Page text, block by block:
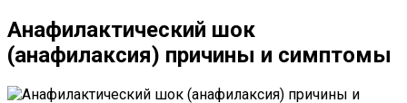
Анафилактический шок
(анафилаксия) причины и симптомы